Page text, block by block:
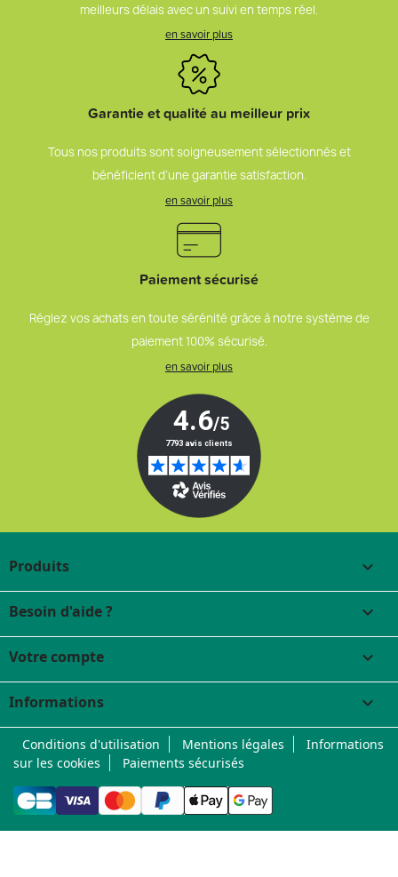
meilleurs délais avec un suivi en temps réel.
en savoir plus
Garantie et qualité au meilleur prix
Tous nos produits sont soigneusement sélectionnés et
bénéficient d’une garantie satisfaction.
en savoir plus
Paiement sécurisé
Réglez vos achats en toute sérénité grâce à notre système de
paiement 100% sécurisé.
en savoir plus
Produits 
Besoin d'aide ? 
Votre compte 
Informations keyboard_arrow_down
Conditions d'utilisation Mentions légales
Informations
sur les cookies
Paiements sécurisés